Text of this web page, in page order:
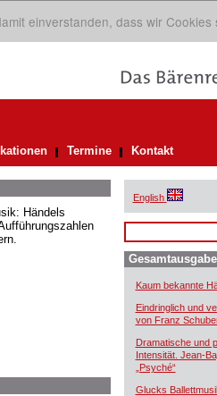
einverstanden, dass wir Cookies
Termine Kontakt
Händels
English
Kaum bekannte
Eindringlich und
von Franz
Dramatische und
Intensität. Jean-
„Psyché“
Glucks